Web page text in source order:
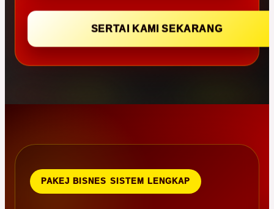
SERTAI KAMI SEKARANG
PAKEJ BISNES SISTEM LENGKAP